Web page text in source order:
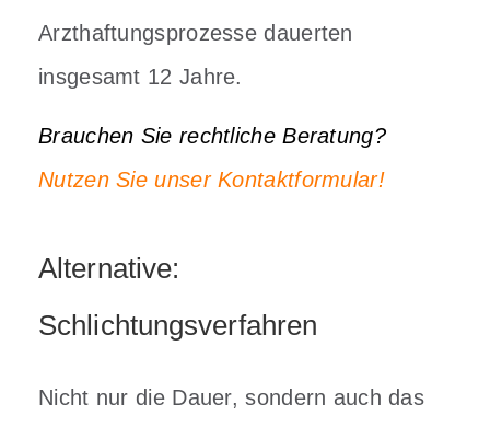
Arzthaftungsprozesse dauerten
insgesamt 12 Jahre.
Brauchen Sie rechtliche Beratung?
Nutzen Sie unser Kontaktformular!
Alternative:
Schlichtungsverfahren
Nicht nur die Dauer, sondern auch das